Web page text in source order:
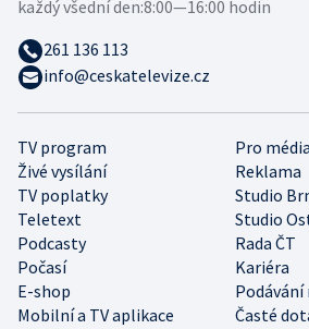
TV program
Pro média
Živé vysílání
Reklama
TV poplatky
Studio
Teletext
Studio
Podcasty
Rada ČT
Počasí
Kariéra
E-shop
Mobilní a TV aplikace
Časté
každý všední den:8:00—16:00 hodin
261 136 113
info@ceskatelevize.cz